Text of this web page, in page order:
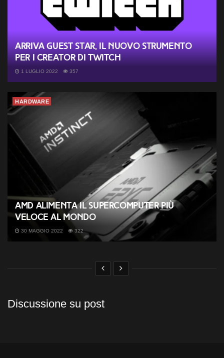
Arriva Guest Star, il nuovo strumento
per i creator di Twitch
1 LUGLIO 2022 357
HARDWARE
AMD alimenta il supercomputer più
veloce al mondo
30 MAGGIO 2022 322
Discussione su post